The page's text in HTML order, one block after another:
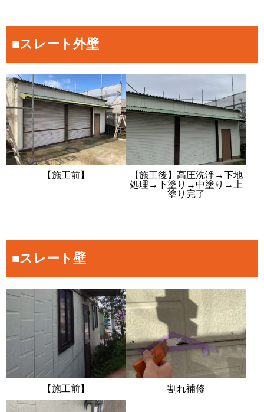
■スレート外壁
【施工前】
【施工後】高圧洗浄→下地
処理→下塗り→中塗り→上
塗り完了
■スレート壁
【施工前】 割れ補修